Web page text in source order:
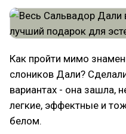
Как пройти мимо
слоников Дали?
вариантах - она зашла,
легкие, эффектные и
белом.